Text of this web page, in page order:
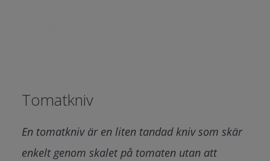
Tomatkniv
En tomatkniv är en liten tandad kniv som skär
enkelt genom skalet på tomaten utan att